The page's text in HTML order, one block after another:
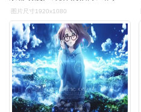
图片尺寸1920x1080